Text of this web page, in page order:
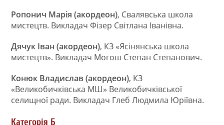
Ропонич Марія (акордеон), Свалявська школа
мистецтв. Викладач Фізер Світлана Іванівна.
Дячук Іван (акордеон), КЗ «Ясінянська школа
мистецтв». Викладач Могош Степан Степанович.
Конюк Владислав (акордеон), КЗ
«Великобичківська МШ» Великобичківської
селищної ради. Викладач Глеб Людмила Юріївна.
Категорія Б